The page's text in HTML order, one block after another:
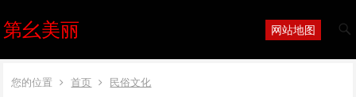
第幺美丽 网站地图
您的位置 首页 民俗文化